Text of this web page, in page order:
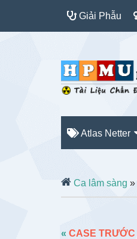
Giải Phẫu
Atlas Netter
Ca lâm sàng »
« CASE TRƯỚC